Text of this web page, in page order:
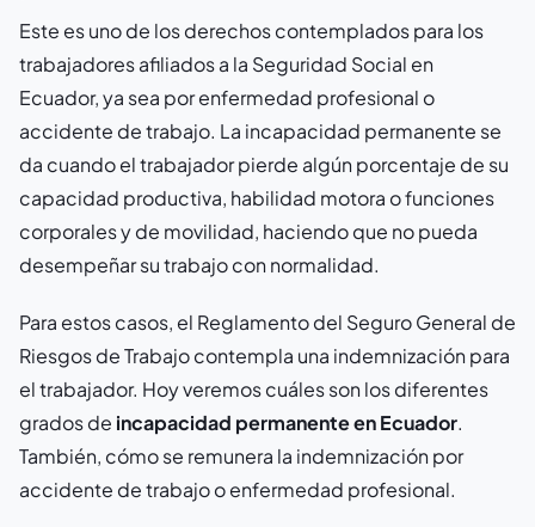
Este es uno de los derechos contemplados para los
trabajadores afiliados a la Seguridad Social en
Ecuador, ya sea por enfermedad profesional o
accidente de trabajo. La incapacidad permanente se
da cuando el trabajador pierde algún porcentaje de su
capacidad productiva, habilidad motora o funciones
corporales y de movilidad, haciendo que no pueda
desempeñar su trabajo con normalidad.
Para estos casos, el Reglamento del Seguro General de
Riesgos de Trabajo contempla una indemnización para
el trabajador. Hoy veremos cuáles son los diferentes
grados de incapacidad permanente en Ecuador.
También, cómo se remunera la indemnización por
accidente de trabajo o enfermedad profesional.